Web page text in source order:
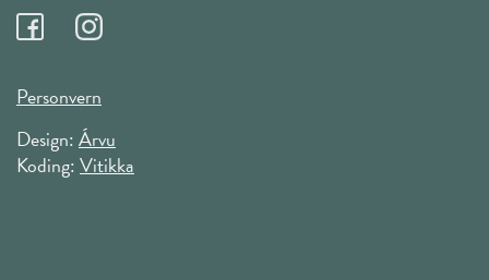
Personvern
Design:Árvu
Koding:Vitikka